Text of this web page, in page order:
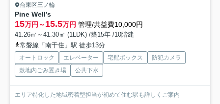
台東区三ノ輪
Pine Well’s
15万円～15.5万円 管理/共益費10,000円
41.26㎡～41.30㎡ (1LDK) /築15年 /10階建
常磐線「南千住」駅 徒歩13分
オートロック エレベーター 宅配ボックス
防犯カメラ
敷地内ごみ置き場
公共下水
エリア特化した地域密着型担当が初めて住む駅も詳しくご案内